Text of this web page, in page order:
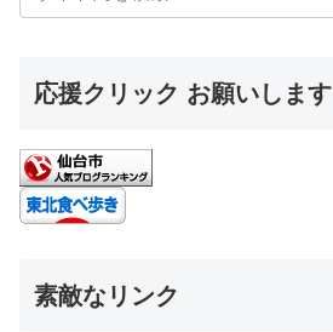
応援クリック お願いします
素敵なリンク